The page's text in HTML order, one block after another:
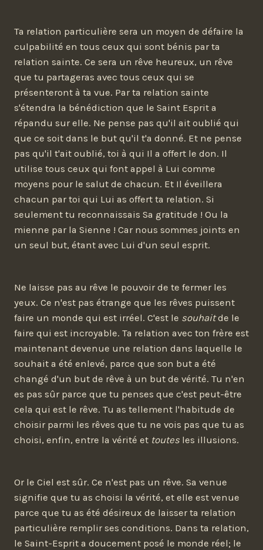
Ta relation particulière sera un moyen de défaire la
culpabilité en tous ceux qui sont bénis par ta
relation sainte. Ce sera un rêve heureux, un rêve
que tu partageras avec tous ceux qui se
présenteront à ta vue. Par ta relation sainte
s'étendra la bénédiction que le Saint Esprit a
répandu sur elle. Ne pense pas qu'il ait oublié qui
que ce soit dans le but qu'il t'a donné. Et ne pense
pas qu'il t'ait oublié, toi à qui Il a offert le don. Il
utilise tous ceux qui font appel à Lui comme
moyens pour le salut de chacun. Et Il éveillera
chacun par toi qui Lui as offert ta relation. Si
seulement tu reconnaissais Sa gratitude ! Ou la
mienne par la Sienne ! Car nous sommes joints en
un seul but, étant avec Lui d'un seul esprit.
Ne laisse pas au rêve le pouvoir de te fermer les
yeux. Ce n'est pas étrange que les rêves puissent
faire un monde qui est irréel. C'est le souhaitde le
faire qui est incroyable. Ta relation avec ton frère est
maintenant devenue une relation dans laquelle le
souhait a été enlevé, parce que son but a été
changé d'un but de rêve à un but de vérité. Tu n'en
es pas sûr parce que tu penses que c'est peut-être
cela qui est le rêve. Tu as tellement l'habitude de
choisir parmi les rêves que tu ne vois pas que tu as
choisi, enfin, entre la vérité et toutes les illusions.
Or le Ciel est sûr. Ce n'est pas un rêve. Sa venue
signifie que tu as choisi la vérité, et elle est venue
parce que tu as été désireux de laisser ta relation
particulière remplir ses conditions. Dans ta relation,
le Saint-Esprit a doucement posé le monde réel; le